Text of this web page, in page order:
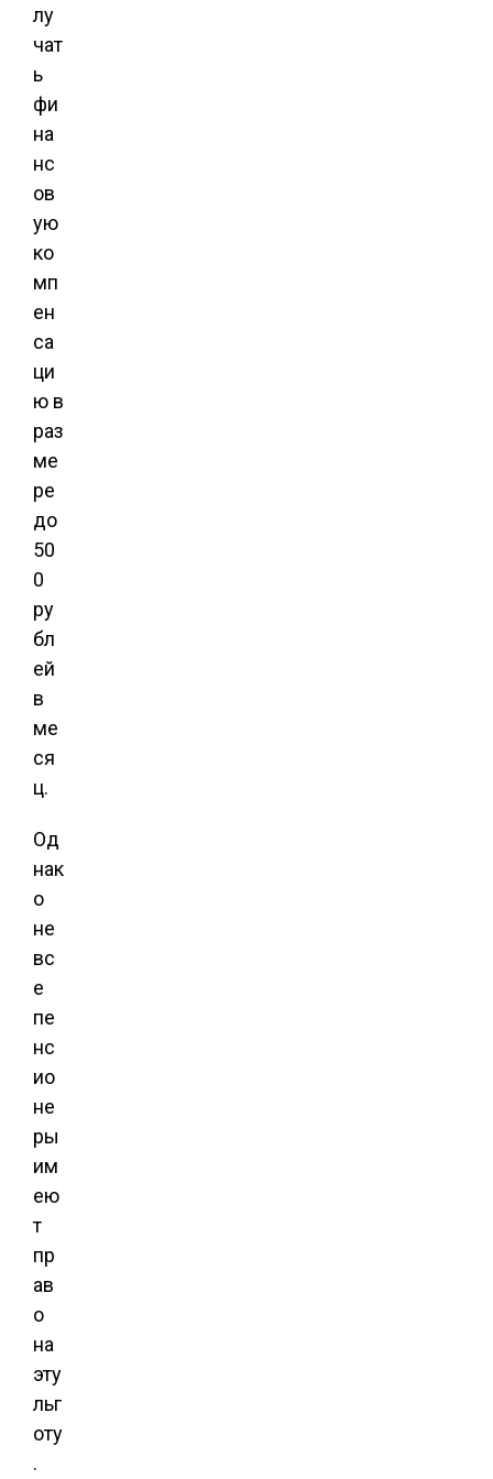
лу
чат
ь
фи
на
нс
ов
ую
ко
мп
ен
са
ци
ю в
раз
ме
ре
до
50
0
ру
бл
ей
в
ме
ся
ц.
Од
нак
о
не
вс
е
пе
нс
ио
не
ры
им
ею
т
пр
ав
о
на
эту
льг
оту
.